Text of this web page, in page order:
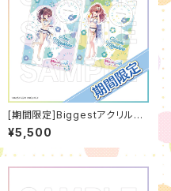
[期間限定]Biggestアクリルス
タンド[水着]（2026年7月度）
¥5,500